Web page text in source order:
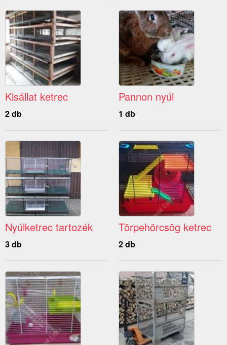
Kisállat ketrec
2 db
Pannon nyúl
1 db
Nyúlketrec tartozék
3 db
Törpehörcsög ketrec
2 db